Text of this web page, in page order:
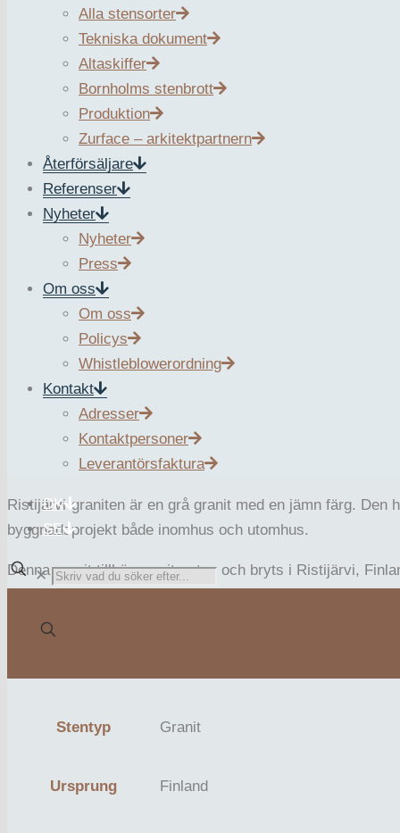
Alla stensorter
Tekniska dokument
Altaskiffer
Bornholms stenbrott
Produktion
Zurface – arkitektpartnern
Återförsäljare
Referenser
Nyheter
Nyheter
Press
Om oss
Om oss
Policys
Whistleblowerordning
Kontakt
Adresser
Kontaktpersoner
Leverantörsfaktura
DK
SE
✕
Ristijärvi
Ristijärvi-graniten är en grå granit med en jämn färg.
byggnadsprojekt både inomhus och utomhus.
Denna granit tillhör granitsorten och bryts i Ristijärvi,
Stentyp Granit
Ursprung Finland